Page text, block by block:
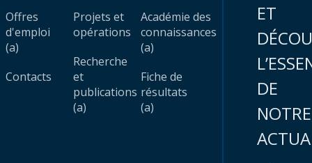
Offres
d'emploi
(a)
Contacts
Projets et
opérations
Recherche
et
publications
(a)
Académie des
connaissances
(a)
Fiche de
résultats
(a)
ET
DE
NOTRE